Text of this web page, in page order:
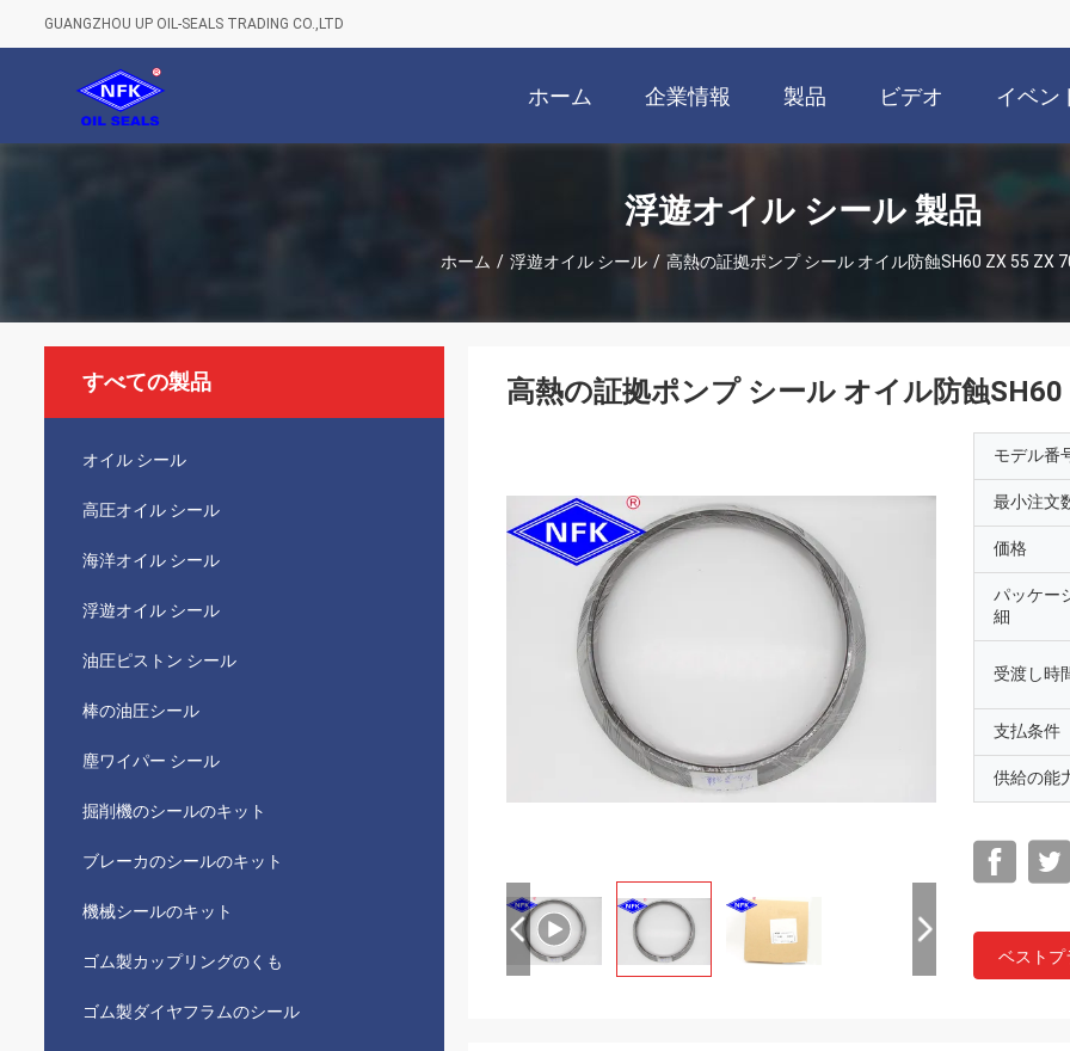
GUANGZHOU UP OIL-SEALS TRADING CO.,LTD
ホーム 企業情報 製品 ビデオ イベン
浮遊オイル シール 製品
ホーム / 浮遊オイル シール / 高熱の証拠ポンプ シール オイル防蝕SH60 ZX 55 ZX
すべての製品
オイル シール
高圧オイル シール
海洋オイル シール
浮遊オイル シール
油圧ピストン シール
棒の油圧シール
塵ワイパー シール
掘削機のシールのキット
ブレーカのシールのキット
機械シールのキット
ゴム製カップリングのくも
ゴム製ダイヤフラムのシール
高熱の証拠ポンプ シール オイル防蝕SH60
モデル番
最小注文
価格
パッケー
細
受渡し時
支払条件
供給の能
ベストプ